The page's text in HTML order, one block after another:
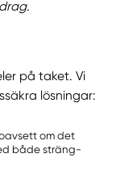
på taket. Vi
lösningar:
om det
både sträng-